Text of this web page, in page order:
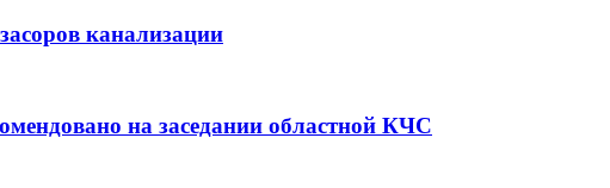
канализации
на заседании областной КЧС